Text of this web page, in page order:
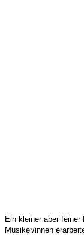
Ein kleiner aber
Musiker/innen